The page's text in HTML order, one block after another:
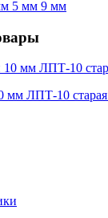
5 мм 9 мм
мм ЛПТ-10 старая